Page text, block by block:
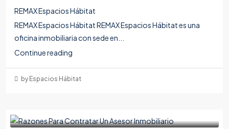
REMAX Espacios Hábitat
REMAX Espacios Hábitat REMAX Espacios Hábitat es una
oficina inmobiliaria con sede en...
Continue reading
by Espacios Hábitat